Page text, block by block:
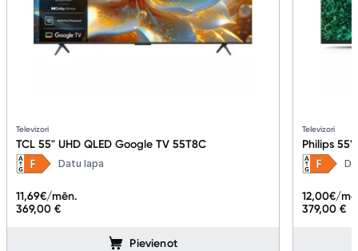
Televizori
TCL 55" UHD QLED Google TV 55T8C
Datu lapa
369,00 €
11,69€/mēn.
Pievienot
Televizori
Philips 55"
379,00 €
12,00€/